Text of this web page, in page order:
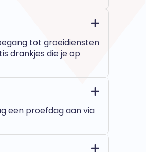
tot groeidiensten
drankjes die je op
een proefdag aan via